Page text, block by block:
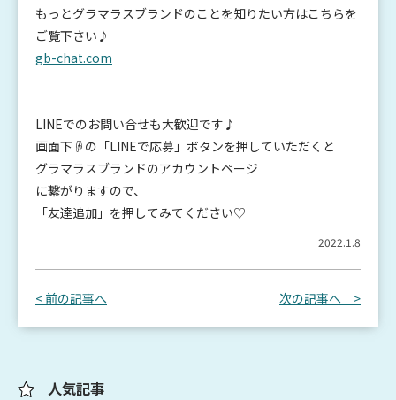
もっとグラマラスブランドのことを知りたい方はこちらを
ご覧下さい♪
gb-chat.com
LINEでのお問い合せも大歓迎です♪
画面下☟の「LINEで応募」ボタンを押していただくと
グラマラスブランドのアカウントページ
に繋がりますので、
「友達追加」を押してみてください♡
2022.1.8
< 前の記事へ 次の記事へ >
人気記事